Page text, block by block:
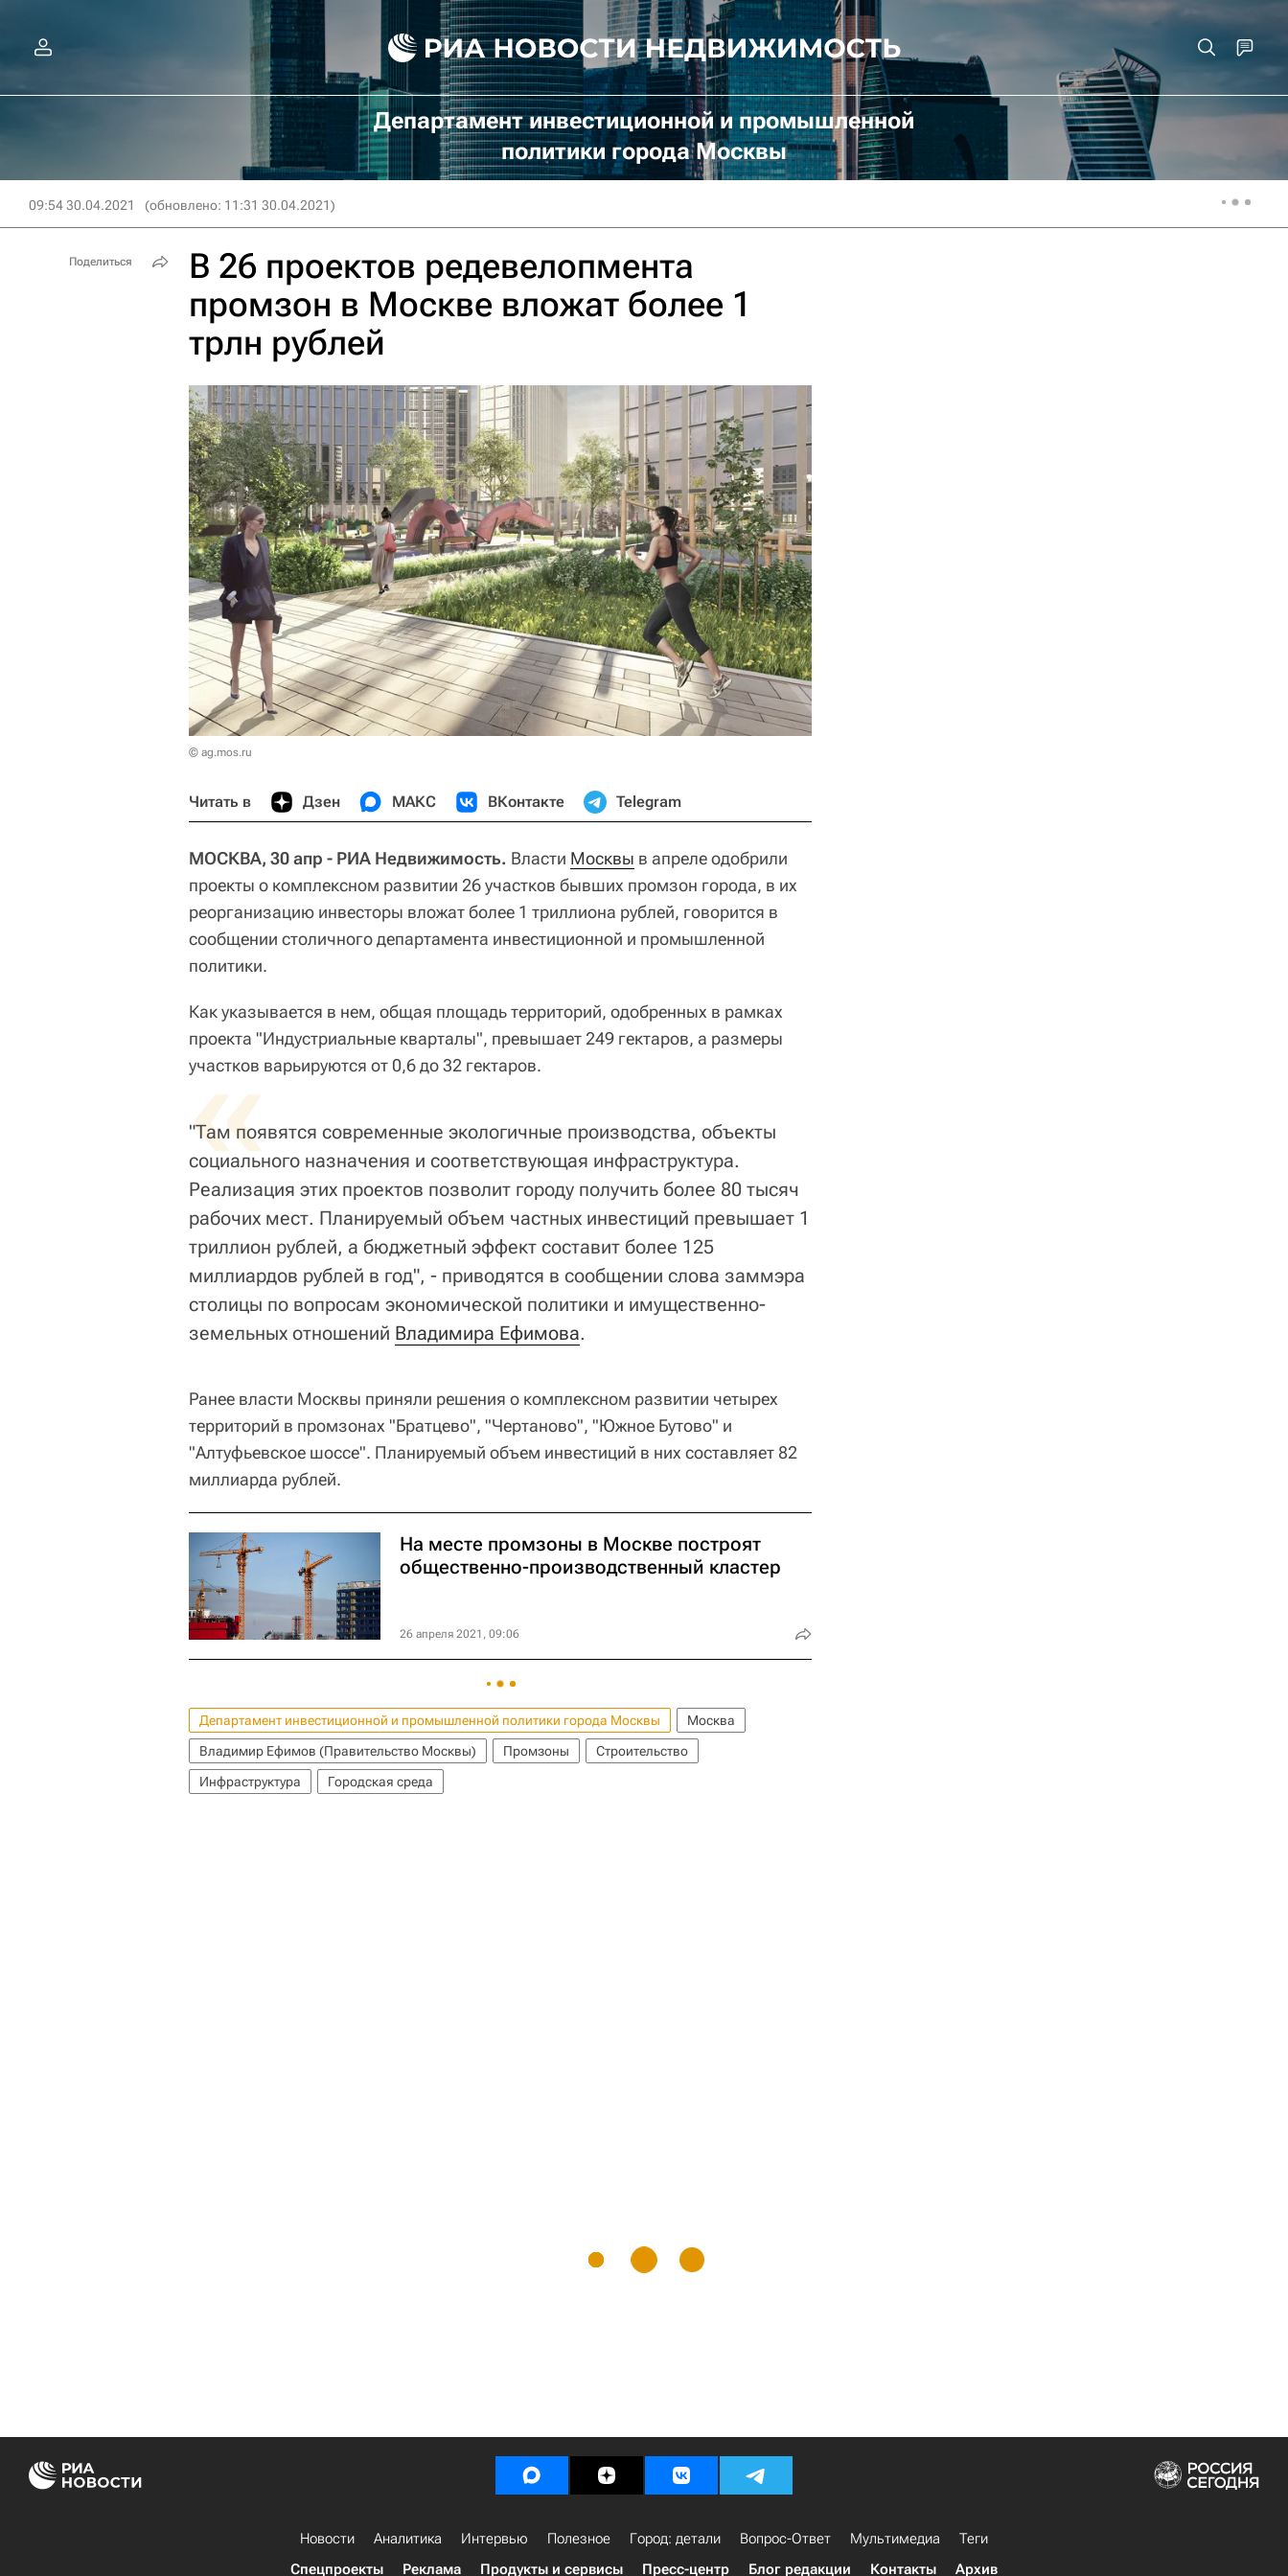
Департамент инвестиционной и промышленной
политики города Москвы
09:54 30.04.2021 (обновлено: 11:31 30.04.2021)
В 26 проектов редевелопмента
промзон в Москве вложат более 1
трлн рублей
© ag.mos.ru
Читать в Дзен МАКС ВКонтакте Telegram
МОСКВА, 30 апр - РИА Недвижимость. Власти Москвы в апреле одобрили
проекты о комплексном развитии 26 участков бывших промзон города, в их
реорганизацию инвесторы вложат более 1 триллиона рублей, говорится в
сообщении столичного департамента инвестиционной и промышленной
политики.
Как указывается в нем, общая площадь территорий, одобренных в рамках
проекта "Индустриальные кварталы", превышает 249 гектаров, а размеры
участков варьируются от 0,6 до 32 гектаров.
«
"Там появятся современные экологичные производства, объекты
социального назначения и соответствующая инфраструктура.
Реализация этих проектов позволит городу получить более 80 тысяч
рабочих мест. Планируемый объем частных инвестиций превышает 1
триллион рублей, а бюджетный эффект составит более 125
миллиардов рублей в год", - приводятся в сообщении слова заммэра
столицы по вопросам экономической политики и имущественно-
земельных отношений Владимира Ефимова.
Ранее власти Москвы приняли решения о комплексном развитии четырех
территорий в промзонах "Братцево", "Чертаново", "Южное Бутово" и
"Алтуфьевское шоссе". Планируемый объем инвестиций в них составляет 82
миллиарда рублей.
На месте промзоны в Москве построят
общественно-производственный кластер
26 апреля 2021, 09:06
Департамент инвестиционной и промышленной политики города Москвы
Москва
Владимир Ефимов (Правительство Москвы)
Промзоны
Строительство
Инфраструктура
Городская среда
Поделиться
Новости Аналитика Интервью Полезное Город: детали Вопрос-Ответ Мультимедиа
Теги
Спецпроекты
Реклама Продукты и сервисы Пресс-центр Блог редакции Контакты Архив